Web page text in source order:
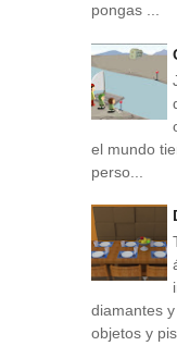
pongas ...
el mundo
perso...
diamantes
objetos y